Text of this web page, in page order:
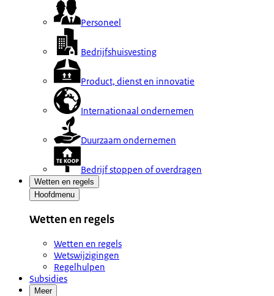
Personeel
Bedrijfshuisvesting
Product, dienst en innovatie
Internationaal ondernemen
Duurzaam ondernemen
Bedrijf stoppen of overdragen
Wetten en regels
Hoofdmenu
Wetten en regels
Wetten en regels
Wetswijzigingen
Regelhulpen
Subsidies
Meer